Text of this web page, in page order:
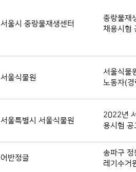
서울시 중랑물재생센터
중랑물재
채용시험
서울식물원
서울식물
노동자(
서울특별시 서울식물원
2022년
용시험 공
어반정글
송파구 정
레기수거